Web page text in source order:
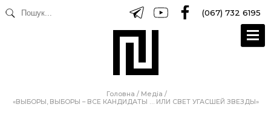
(067) 732 6195
Головна / Медіа /
«ВЫБОРЫ, ВЫБОРЫ – ВСЕ КАНДИДАТЫ … ИЛИ СВЕТ УГАСШЕЙ ЗВЕЗДЫ»